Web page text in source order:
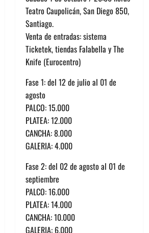
Teatro Caupolicán, San Diego 850,
Santiago.
Venta de entradas: sistema
Ticketek, tiendas Falabella y The
Knife (Eurocentro)
Fase 1: del 12 de julio al 01 de
agosto
PALCO: 15.000
PLATEA: 12.000
CANCHA: 8.000
GALERIA: 4.000
Fase 2: del 02 de agosto al 01 de
septiembre
PALCO: 16.000
PLATEA: 14.000
CANCHA: 10.000
GALERIA: 6.000